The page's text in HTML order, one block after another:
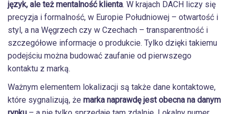
język, ale też mentalność klienta. W krajach DACH liczy się
precyzja i formalność, w Europie Południowej – otwartość i
styl, a na Węgrzech czy w Czechach – transparentność i
szczegółowe informacje o produkcie. Tylko dzięki takiemu
podejściu można budować zaufanie od pierwszego
kontaktu z marką.
Ważnym elementem lokalizacji są także dane kontaktowe,
które sygnalizują, że marka naprawdę jest obecna na danym